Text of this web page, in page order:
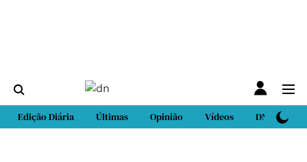
Edição Diária Últimas Opinião Vídeos DN Sport